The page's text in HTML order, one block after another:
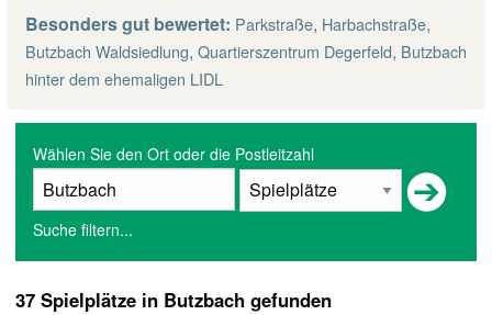
Besonders gut bewertet: Parkstraße, Harbachstraße,
Butzbach Waldsiedlung, Quartierszentrum Degerfeld, Butzbach
hinter dem ehemaligen LIDL
Wählen Sie den Ort oder die Postleitzahl
Suche filtern...
37 Spielplätze in Butzbach gefunden